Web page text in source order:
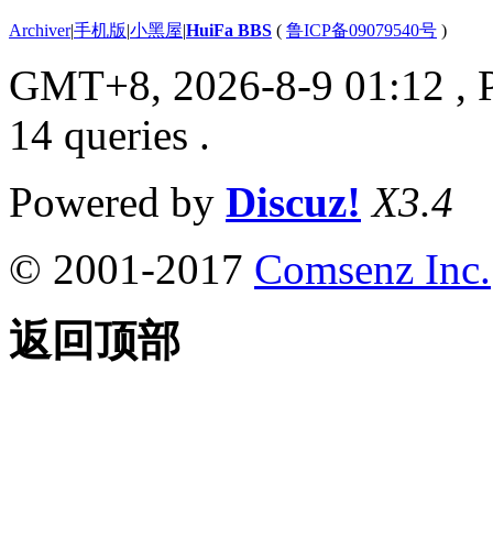
Archiver|手机版|小黑屋|HuiFa BBS ( 鲁ICP备09079540号 )
GMT+8, 2026-8-9 01:12 ,
14 queries .
Powered by Discuz! X3.4
© 2001-2017 Comsenz Inc.
返回顶部